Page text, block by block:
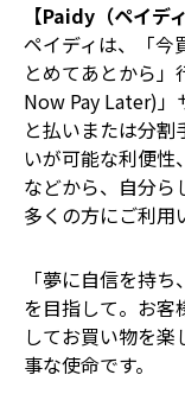
【Paidy（ペイデ
ペイディは、「今
とめてあとから
Now Pay Later)」
と払いまたは分
いが可能な利便
などから、自分ら
多くの方にご利用
「夢に自信を持
を目指して。お客
してお買い物を
事な使命です。